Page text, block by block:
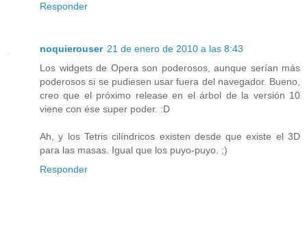
Responder
noquierouser 21 de enero de 2010 a las 8:43
Los widgets de Opera son poderosos, aunque serían más
poderosos si se pudiesen usar fuera del navegador. Bueno,
creo que el próximo release en el árbol de la versión 10
viene con ése super poder. :D
Ah, y los Tetris cilíndricos existen desde que existe el 3D
para las masas. Igual que los puyo-puyo. ;)
Responder